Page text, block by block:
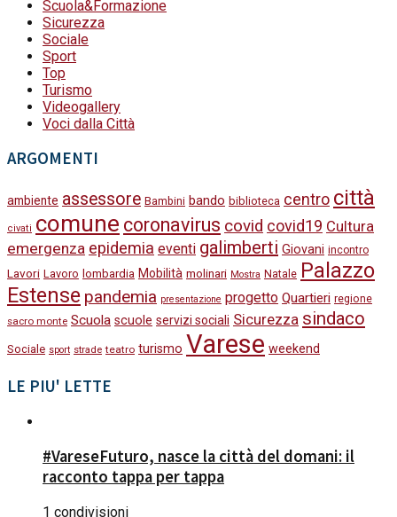
Scuola&Formazione
Sicurezza
Sociale
Sport
Top
Turismo
Videogallery
Voci dalla Città
ARGOMENTI
ambiente assessore Bambini bando biblioteca centro città
civati comune coronavirus covid covid19 Cultura
emergenza epidemia eventi galimberti Giovani incontro
Lavori Lavoro lombardia Mobilità molinari Mostra Natale Palazzo
Estense pandemia presentazione progetto Quartieri regione
sacro monte Scuola scuole servizi sociali Sicurezza sindaco
Sociale sport strade teatro turismo Varese weekend
LE PIU' LETTE
#VareseFuturo, nasce la città del domani: il
racconto tappa per tappa
1 condivisioni